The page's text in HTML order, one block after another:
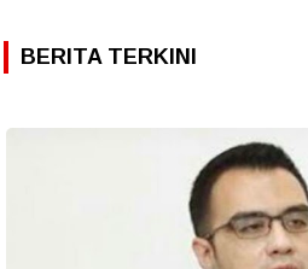
BERITA TERKINI